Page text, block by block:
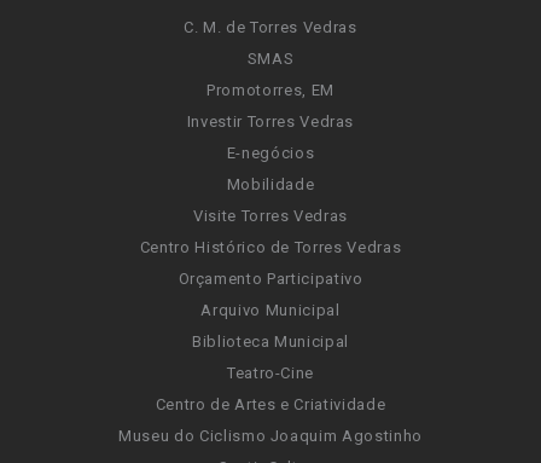
C. M. de Torres Vedras
SMAS
Promotorres, EM
Investir Torres Vedras
E-negócios
Mobilidade
Visite Torres Vedras
Centro Histórico de Torres Vedras
Orçamento Participativo
Arquivo Municipal
Biblioteca Municipal
Teatro-Cine
Centro de Artes e Criatividade
Museu do Ciclismo Joaquim Agostinho